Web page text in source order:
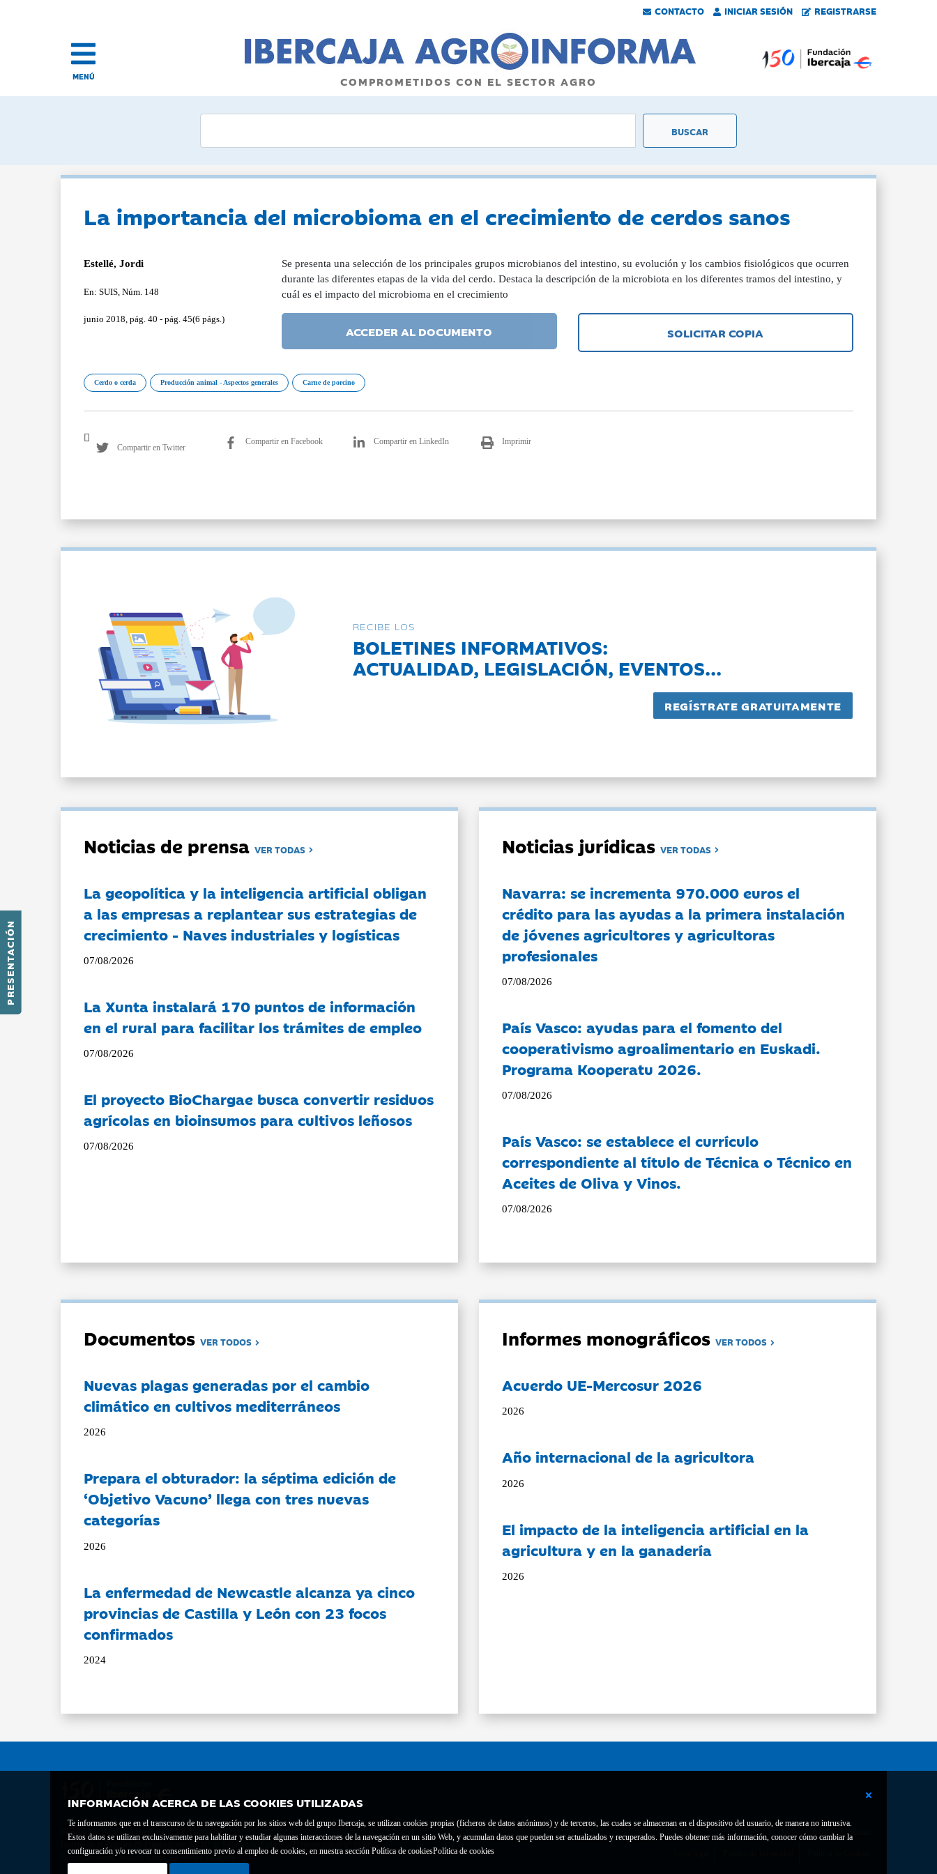
CONTACTO INICIAR SESIÓN REGISTRARSE
PRESENTACIÓN
MENÚ COMPROMETIDOS CON EL SECTOR AGRO
INFORMACIÓN ACERCA DE LAS COOKIES UTILIZADAS
Te informamos que en el transcurso de tu navegación por los sitios web del grupo Ibercaja, se utilizan cookies propias (ficheros de datos anónimos) y de terceros, las cuales se almacenan en el dispositivo del usuario, de manera no intrusiva.
Estos datos se utilizan exclusivamente para habilitar y estudiar algunas interacciones de la navegación en un sitio Web, y acumulan datos que pueden ser actualizados y recuperados. Puedes obtener más información, conocer cómo cambiar la
configuración y/o revocar tu consentimiento previo al empleo de cookies, en nuestra sección Política de cookiesPolítica de cookies
La importancia del microbioma en el crecimiento de cerdos sanos
Estellé, Jordi
En: SUIS, Núm. 148
junio 2018, pág. 40 - pág. 45(6 págs.)
Se presenta una selección de los principales grupos microbianos del intestino, su evolución y los cambios fisiológicos que ocurren
durante las diferentes etapas de la vida del cerdo. Destaca la descripción de la microbiota en los diferentes tramos del intestino, y
cuál es el impacto del microbioma en el crecimiento
ACCEDER AL DOCUMENTO SOLICITAR COPIA
Cerdo o cerda Producción animal - Aspectos generales Carne de porcino
Compartir en Twitter
Compartir en Facebook Compartir en LinkedIn Imprimir
RECIBE LOS
BOLETINES INFORMATIVOS:
ACTUALIDAD, LEGISLACIÓN, EVENTOS...
Noticias de prensaVER TODAS
La geopolítica y la inteligencia artificial obligan
a las empresas a replantear sus estrategias de
crecimiento - Naves industriales y logísticas
07/08/2026
La Xunta instalará 170 puntos de información
en el rural para facilitar los trámites de empleo
07/08/2026
El proyecto BioChargae busca convertir residuos
agrícolas en bioinsumos para cultivos leñosos
07/08/2026
Noticias jurídicasVER TODAS
Navarra: se incrementa 970.000 euros el
crédito para las ayudas a la primera instalación
de jóvenes agricultores y agricultoras
profesionales
07/08/2026
País Vasco: ayudas para el fomento del
cooperativismo agroalimentario en Euskadi.
Programa Kooperatu 2026.
07/08/2026
País Vasco: se establece el currículo
correspondiente al título de Técnica o Técnico en
Aceites de Oliva y Vinos.
07/08/2026
DocumentosVER TODOS
Nuevas plagas generadas por el cambio
climático en cultivos mediterráneos
2026
Prepara el obturador: la séptima edición de
‘Objetivo Vacuno’ llega con tres nuevas
categorías
2026
La enfermedad de Newcastle alcanza ya cinco
provincias de Castilla y León con 23 focos
confirmados
2024
Informes monográficosVER TODOS
Acuerdo UE-Mercosur 2026
2026
Año internacional de la agricultora
2026
El impacto de la inteligencia artificial en la
agricultura y en la ganadería
2026
Fundación Bancaria Ibercaja C.I.F. G-50000652.
Inscrita en el Registro de Fundaciones del Mº de Educación, Cultura y Deporte con el nº 1689.
Domicilio social: Joaquín Costa, 13. 50001 Zaragoza.
Contacto Declaración de accesibilidad